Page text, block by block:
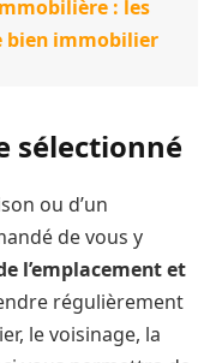
: les
bien immobilier
sélectionné
ou d’un
de vous y
l’emplacement et
régulièrement
le voisinage, la